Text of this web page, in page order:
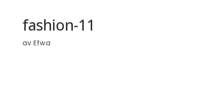
fashion-11
av Efwa